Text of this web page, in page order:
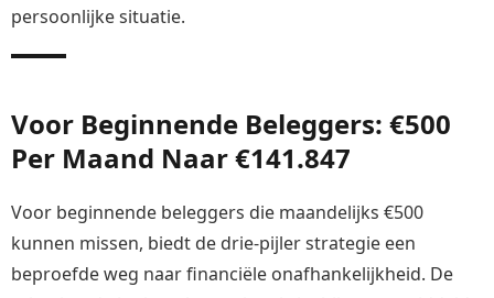
persoonlijke situatie.
Voor Beginnende Beleggers: €500
Per Maand Naar €141.847
Voor beginnende beleggers die maandelijks €500
kunnen missen, biedt de drie-pijler strategie een
beproefde weg naar financiële onafhankelijkheid. De